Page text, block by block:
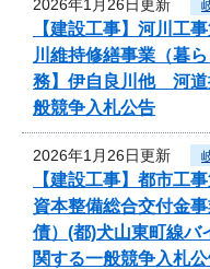
2026年1月26日更新
【建設工事】河川
川維持修繕事業（暮
務】伊自良川他 河道
般競争入札公告
2026年1月26日更新
【建設工事】都市工
資本整備総合交付金
債）(都)犬山東町線バ
関する一般競争入札